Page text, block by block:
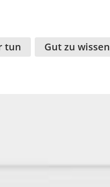
tun Gut zu wissen